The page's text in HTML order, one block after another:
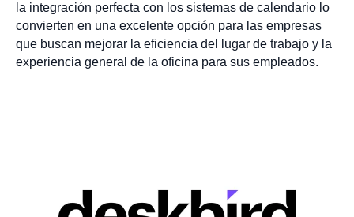
la integración perfecta con los sistemas de calendario lo
convierten en una excelente opción para las empresas
que buscan mejorar la eficiencia del lugar de trabajo y la
experiencia general de la oficina para sus empleados.